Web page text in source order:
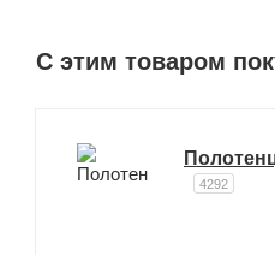
C этим товаром
4292